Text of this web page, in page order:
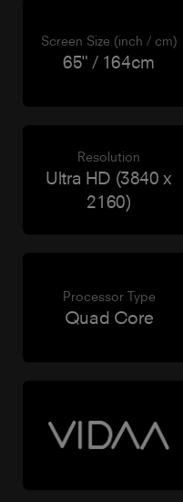
Screen Size (inch / cm)
65" / 164cm
Resolution
Ultra HD (3840 x
2160)
Processor Type
Quad Core